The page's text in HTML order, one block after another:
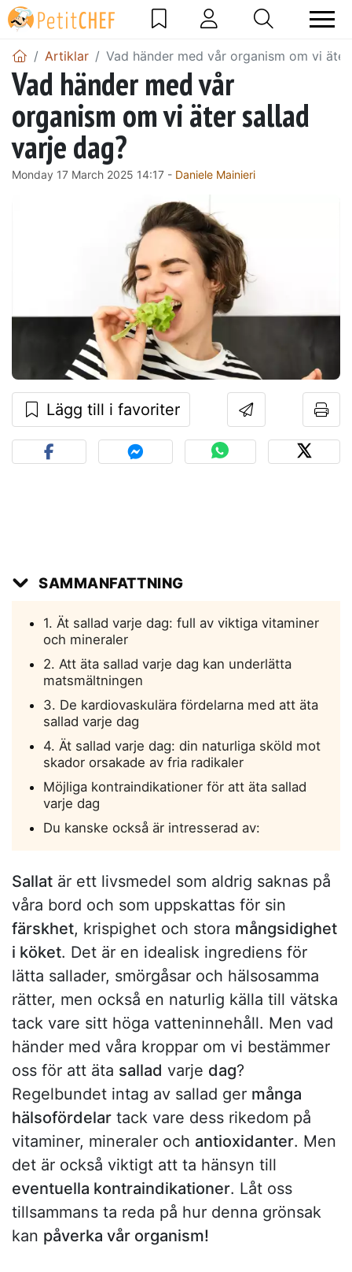
Artiklar Vad händer med vår organism om vi
Vad händer med vår
organism om vi äter sallad
varje dag?
Monday 17 March 2025 14:17 - Daniele Mainieri
Lägg till i favoriter
SAMMANFATTNING
1. Ät sallad varje dag: full av viktiga vitaminer
och mineraler
2. Att äta sallad varje dag kan underlätta
matsmältningen
3. De kardiovaskulära fördelarna med att äta
sallad varje dag
4. Ät sallad varje dag: din naturliga sköld mot
skador orsakade av fria radikaler
Möjliga kontraindikationer för att äta sallad
varje dag
Du kanske också är intresserad av:
Sallat är ett livsmedel som aldrig saknas på
våra bord och som uppskattas för sin
färskhet, krispighet och stora mångsidighet
i köket. Det är en idealisk ingrediens för
lätta sallader, smörgåsar och hälsosamma
rätter, men också en naturlig källa till vätska
tack vare sitt höga vatteninnehåll. Men vad
händer med våra kroppar om vi bestämmer
oss för att äta sallad varje dag?
Regelbundet intag av sallad ger många
hälsofördelar tack vare dess rikedom på
vitaminer, mineraler och antioxidanter. Men
det är också viktigt att ta hänsyn till
eventuella kontraindikationer. Låt oss
tillsammans ta reda på hur denna grönsak
kan påverka vår organism!